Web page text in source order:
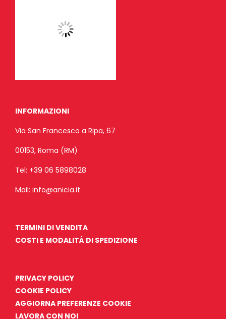
INFORMAZIONI
Via San Francesco a Ripa, 67
00153, Roma (RM)
Tel: +39 06 5898028
Mail: info@anicia.it
TERMINI DI VENDITA
COSTI E MODALITÀ DI SPEDIZIONE
PRIVACY POLICY
COOKIE POLICY
AGGIORNA PREFERENZE COOKIE
LAVORA CON NOI